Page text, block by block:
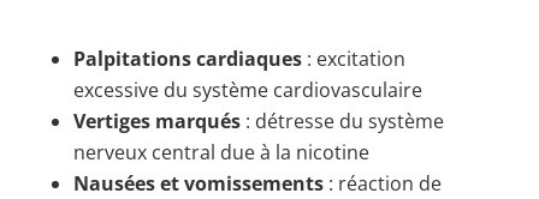
Palpitations cardiaques: excitation
excessive du système cardiovasculaire
Vertiges marqués: détresse du système
nerveux central due à la nicotine
Nausées et vomissements: réaction de